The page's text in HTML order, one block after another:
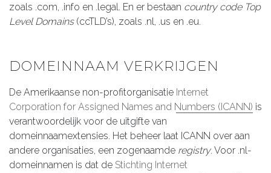
zoals .com, .info en .legal. En er bestaan country code Top
Level Domains(ccTLD’s), zoals .nl, .us en .eu.
DOMEINNAAM VERKRIJGEN
De Amerikaanse non-profitorganisatie Internet
Corporation for Assigned Names and Numbers (ICANN) is
verantwoordelijk voor de uitgifte van
domeinnaamextensies. Het beheer laat ICANN over aan
andere organisaties, een zogenaamde registry. Voor .nl-
domeinnamen is dat de Stichting Internet